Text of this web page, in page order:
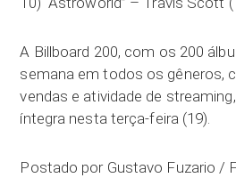
A Billboard 200, com os 200
semana em todos os gêneros,
vendas e atividade de
íntegra nesta terça-feira (19).
Postado por Gustavo Fuzario /